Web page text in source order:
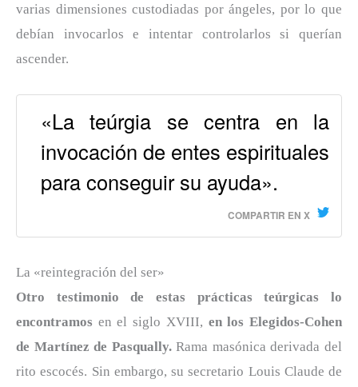
varias dimensiones custodiadas por ángeles, por lo que
debían invocarlos e intentar controlarlos si querían
ascender.
«La teúrgia se centra en la
invocación de entes espirituales
para conseguir su ayuda».
COMPARTIR EN X
La «reintegración del ser»
Otro testimonio de estas prácticas teúrgicas lo
encontramos en el siglo XVIII, en los Elegidos-Cohen
de Martínez de Pasqually.Rama masónica derivada del
rito escocés. Sin embargo, su secretario Louis Claude de